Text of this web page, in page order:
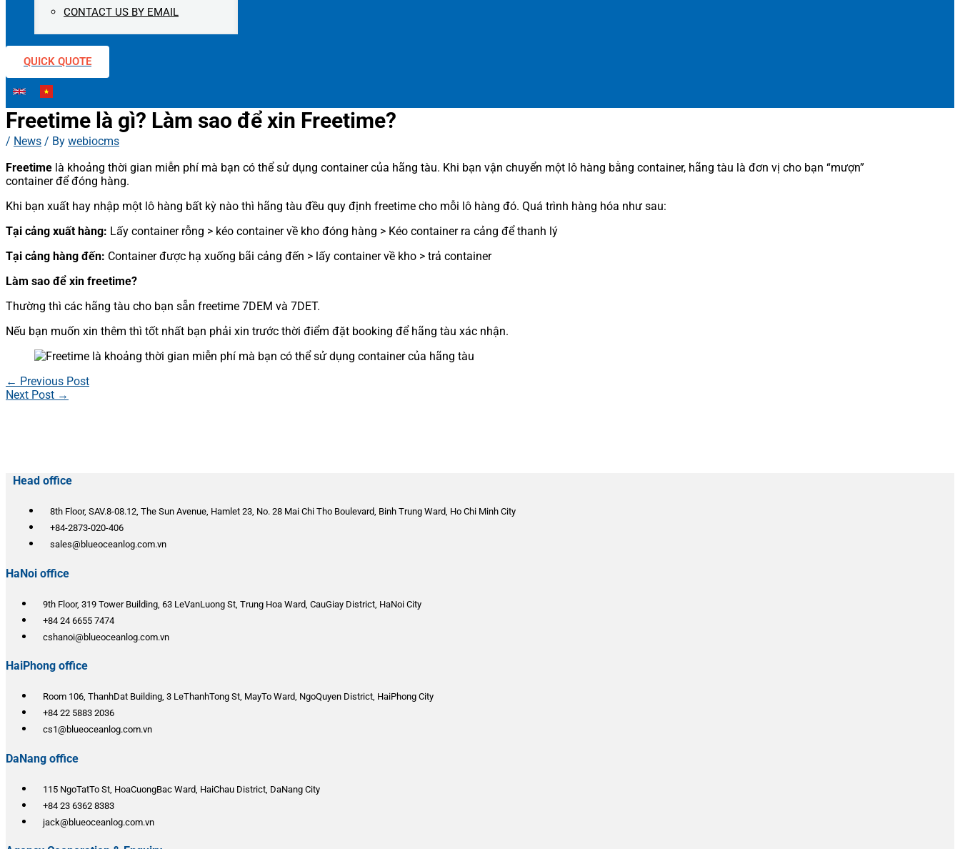
CONTACT US BY EMAIL
QUICK QUOTE
Freetime là gì? Làm sao để xin Freetime?
/ News / By webiocms
Freetime là khoảng thời gian miễn phí mà bạn có thể sử dụng container của hãng tàu. Khi bạn vận chuyển một lô hàng bằng container, hãng tàu là đơn vị cho bạn “mượn”
container để đóng hàng.
Khi bạn xuất hay nhập một lô hàng bất kỳ nào thì hãng tàu đều quy định freetime cho mỗi lô hàng đó. Quá trình hàng hóa như sau:
Tại cảng xuất hàng: Lấy container rỗng > kéo container về kho đóng hàng > Kéo container ra cảng để thanh lý
Tại cảng hàng đến: Container được hạ xuống bãi cảng đến > lấy container về kho > trả container
Làm sao để xin freetime?
Thường thì các hãng tàu cho bạn sẵn freetime 7DEM và 7DET.
Nếu bạn muốn xin thêm thì tốt nhất bạn phải xin trước thời điểm đặt booking để hãng tàu xác nhận.
← Previous Post
Next Post →
Head office
8th Floor, SAV.8-08.12, The Sun Avenue, Hamlet 23, No. 28 Mai Chi Tho Boulevard, Binh Trung Ward, Ho Chi Minh City
+84-2873-020-406
sales@blueoceanlog.com.vn
HaNoi office
9th Floor, 319 Tower Building, 63 LeVanLuong St, Trung Hoa Ward, CauGiay District, HaNoi City
+84 24 6655 7474
cshanoi@blueoceanlog.com.vn
HaiPhong office
Room 106, ThanhDat Building, 3 LeThanhTong St, MayTo Ward, NgoQuyen District, HaiPhong City
+84 22 5883 2036
cs1@blueoceanlog.com.vn
DaNang office
115 NgoTatTo St, HoaCuongBac Ward, HaiChau District, DaNang City
+84 23 6362 8383
jack@blueoceanlog.com.vn